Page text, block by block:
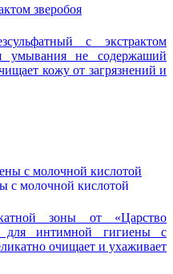
зверобоя
с экстрактом
умывания не содержаший
кожу от загрязнений и
с молочной кислотой
зоны от «Царство
для интимной гигиены с
очищает и ухаживает